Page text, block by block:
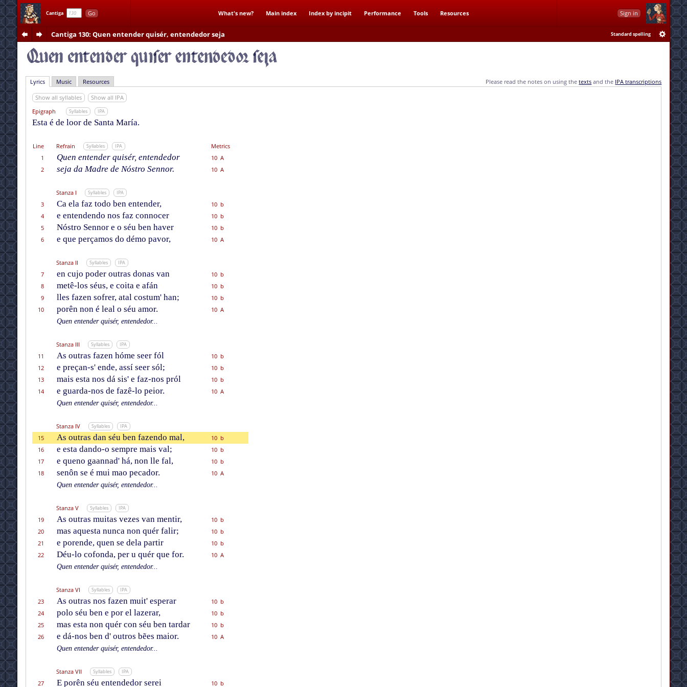
Cantiga Go What's new? Main index Index by incipit Performance Tools Resources Sign in
Cantiga 130: Quen entender quisér, entendedor seja Standard spelling
Lyrics Music Resources Please read the notes on using thetexts and the IPA transcriptions
Show all syllables
Show all IPA
Epigraph
Syllables IPA
Esta é de loor de Santa María.
Line Refrain Syllables IPA
Metrics
1
Quen entender quisér, entendedor
10 A
2
seja da Madre de Nóstro Sennor. 10 A
Stanza I Syllables IPA
3 Ca ela faz todo ben entender,
10 b
4
e entendendo nos faz connocer
10 b
5
Nóstro Sennor e o séu ben haver
10 b
6
e que perçamos do démo pavor, 10 A
Stanza II Syllables IPA
7 en cujo poder outras donas van
10 b
8
metê-los séus, e coita e afán
10 b
9
lles fazen sofrer, atal costum' han;
10 b
10
porên non é leal o séu amor.
10 A
Quen entender quisér, entendedor...
Stanza III Syllables IPA
11 As outras fazen hóme seer fól
10 b
12
e preçan-s' ende, assí seer sól;
10 b
13
mais esta nos dá sis' e faz-nos pról
10 b
14
e guarda-nos de fazê-lo peior.
10 A
Quen entender quisér, entendedor...
Stanza IV Syllables IPA
15 As outras dan séu ben fazendo mal,
10 b
16
e esta dando-o sempre mais val;
10 b
17
e queno gaannad' há, non lle fal,
10 b
18
senôn se é mui mao pecador.
10 A
Quen entender quisér, entendedor...
Stanza V Syllables IPA
19 As outras muitas vezes van mentir,
10 b
20
mas aquesta nunca non quér falir;
10 b
21
e porende, quen se dela partir
10 b
22
Déu-lo cofonda, per u quér que for.
10 A
Quen entender quisér, entendedor...
Stanza VI Syllables IPA
23 As outras nos fazen muit' esperar
10 b
24
polo séu ben e por el lazerar,
10 b
25
mas esta non quér con séu ben tardar
10 b
26
e dá-nos ben d' outros bẽes maior.
10 A
Quen entender quisér, entendedor...
Stanza VII Syllables IPA
27 E porên séu entendedor serei 10 b